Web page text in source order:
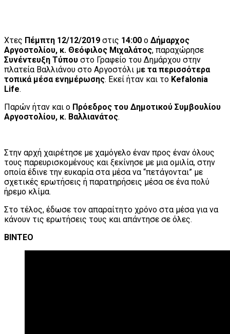
Χτες Πέμπτη 12/12/2019 στις 14:00 ο Δήμαρχος
Αργοστολίου, κ. Θεόφιλος Μιχαλάτος, παραχώρησε
Συνέντευξη Τύπου στο Γραφείο του Δημάρχου στην
πλατεία Βαλλιάνου στο Αργοστόλι με τα περισσότερα
τοπικά μέσα ενημέρωσης. Εκεί ήταν και το Kefalonia
Life.
Παρών ήταν και ο Πρόεδρος του Δημοτικού Συμβουλίου
Αργοστολίου, κ. Βαλλιανάτος.
Στην αρχή χαιρέτησε με χαμόγελο έναν προς έναν όλους
τους παρευρισκομένους και ξεκίνησε με μια ομιλία, στην
οποία έδινε την ευκαρία στα μέσα να “πετάγονται” με
σχετικές ερωτήσεις ή παρατηρήσεις μέσα σε ένα πολύ
ήρεμο κλίμα.
Στο τέλος, έδωσε τον απαραίτητο χρόνο στα μέσα για να
κάνουν τις ερωτήσεις τους και απάντησε σε όλες.
ΒΙΝΤΕΟ